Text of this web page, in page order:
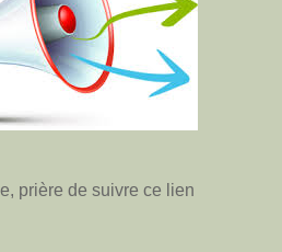
prière de suivre ce lien